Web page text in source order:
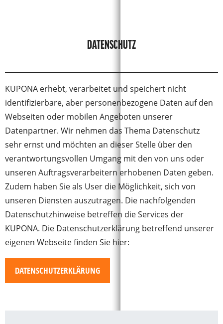
DATENSCHUTZ
KUPONA erhebt, verarbeitet und speichert nicht
identifizierbare, aber personenbezogene Daten auf den
Webseiten oder mobilen Angeboten unserer
Datenpartner. Wir nehmen das Thema Datenschutz
sehr ernst und möchten an dieser Stelle über den
verantwortungsvollen Umgang mit den von uns oder
unseren Auftragsverarbeitern erhobenen Daten geben.
Zudem haben Sie als User die Möglichkeit, sich von
unseren Diensten auszutragen. Die nachfolgenden
Datenschutzhinweise betreffen die Services der
KUPONA. Die Datenschutzerklärung betreffend unserer
eigenen Webseite finden Sie hier:
DATENSCHUTZERKLÄRUNG